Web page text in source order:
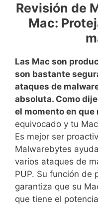
Revisión de
Mac:
Las Mac son
son bastante
ataques de
absoluta. Como
el momento en que
equivocado y tu
Es mejor ser
Malwarebytes
varios ataques de
PUP. Su función de
garantiza que su
que tiene el